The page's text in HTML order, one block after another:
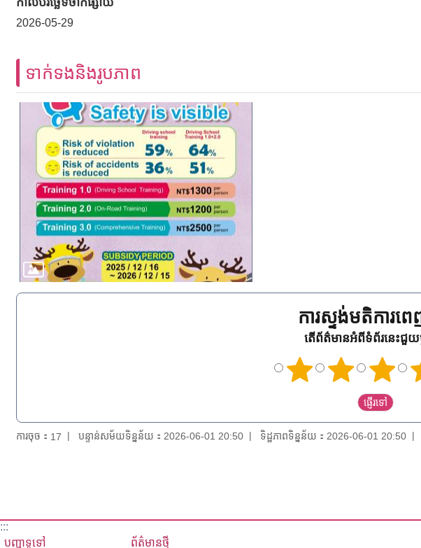
2026-05-29
ទាក់ទងនិងរូបភាព
ការស្ទង់មតិការពេ
តើព័ត៌មានអំពីទំព័រនេះជួ
ការចុច： 17 បន្ទាន់សម័យទិន្នន័យ：2026-06-01 20:50 ទិដ្ឋភាពទិន្នន័យ：2026-06-01 20:50
:::
បញ្ហាទូទៅ
ព័ត៌មានថ្មី